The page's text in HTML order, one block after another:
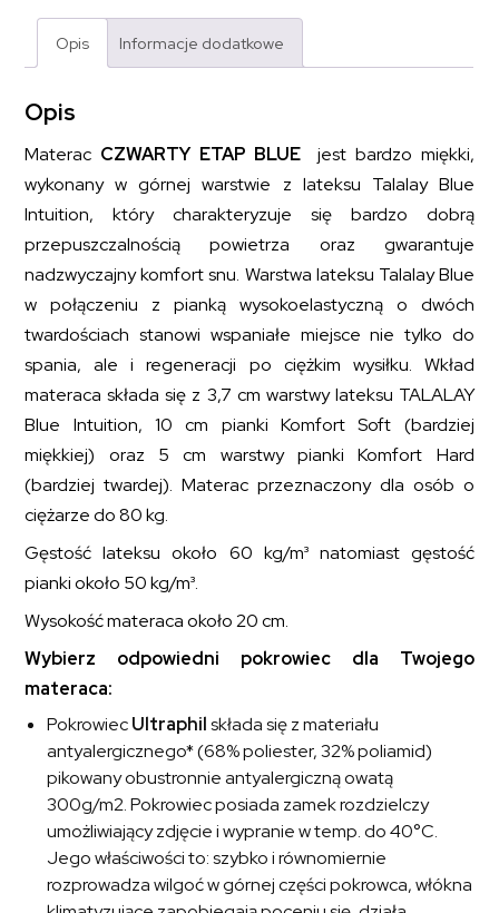
CZWARTY
BLUE
140x200
Opis Informacje dodatkowe
Opis
Materac CZWARTY ETAP BLUEjest bardzo miękki,
wykonany w górnej warstwie z lateksu Talalay Blue
Intuition, który charakteryzuje się bardzo dobrą
przepuszczalnością powietrza oraz gwarantuje
nadzwyczajny komfort snu. Warstwa lateksu Talalay Blue
w połączeniu z pianką wysokoelastyczną o dwóch
twardościach stanowi wspaniałe miejsce nie tylko do
spania, ale i regeneracji po ciężkim wysiłku. Wkład
materaca składa się z 3,7 cm warstwy lateksu TALALAY
Blue Intuition, 10 cm pianki Komfort Soft (bardziej
miękkiej) oraz 5 cm warstwy pianki Komfort Hard
(bardziej twardej). Materac przeznaczony dla osób o
ciężarze do 80 kg.
Gęstość lateksu około 60 kg/m³ natomiast gęstość
pianki około 50 kg/m³.
Wysokość materaca około 20 cm.
Wybierz odpowiedni pokrowiec dla Twojego
materaca:
PokrowiecUltraphilskłada się z materiału
antyalergicznego* (68% poliester, 32% poliamid)
pikowany obustronnie antyalergiczną owatą
300g/m2. Pokrowiec posiada zamek rozdzielczy
umożliwiający zdjęcie i wypranie w temp. do 40°C.
Jego właściwości to: szybko i równomiernie
rozprowadza wilgoć w górnej części pokrowca, włókna